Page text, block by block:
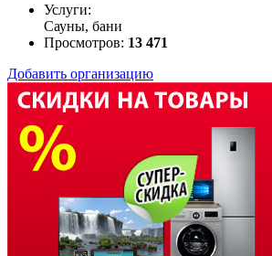
Услуги:
Сауны, бани
Просмотров: 13 471
Добавить организацию